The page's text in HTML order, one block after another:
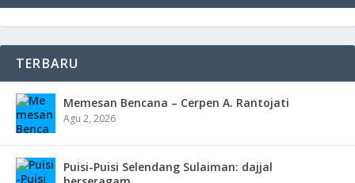
TERBARU
Memesan Bencana – Cerpen A. Rantojati
Agu 2, 2026
Puisi-Puisi Selendang Sulaiman: dajjal